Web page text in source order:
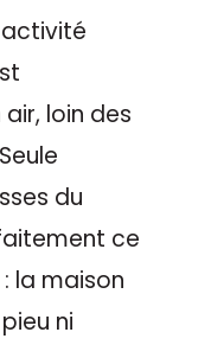
loin des
du
ce
la maison
ni